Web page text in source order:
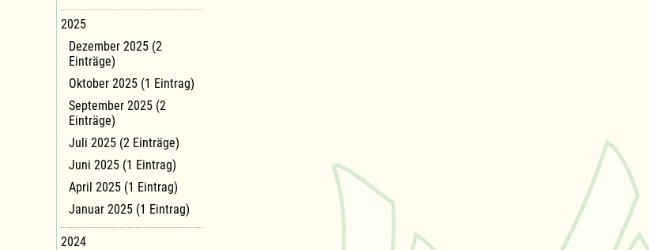
2025
Dezember 2025 (2
Einträge)
Oktober 2025 (1 Eintrag)
September 2025 (2
Einträge)
Juli 2025 (2 Einträge)
Juni 2025 (1 Eintrag)
April 2025 (1 Eintrag)
Januar 2025 (1 Eintrag)
2024